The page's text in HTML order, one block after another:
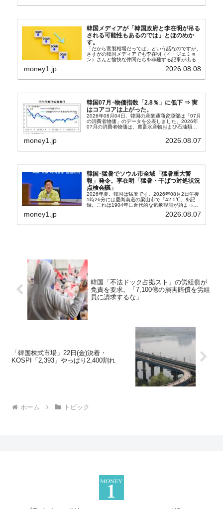
韓国メディアが「韓国政府と李在明が吊る
される可能性もあるのでは」とほのめか
す。
「だから官製相場だってば」という話なのですが、
さすがの韓国メディアでも李在明（イ・ジェミョ
ン）さんと愉快な仲間たちを非難する記事が出るよ
『朝鮮日報』に面白い記事が出ています。「東西南
money1.jp 2026.08.08
韓国07月･物価指数「2.8％」に低下 ⇒ 実
はコアコアは上がった。
2026年08月04日、韓国の産業通商資源部は「07月
の消費者物価」のデータを公表しました。2026年
07月の消費者物価は、農畜水産物および石油類の
2.8％上昇（06月は3.2％）となり、上昇率は前...
money1.jp 2026.08.07
韓国･猛暑でソウル市全域「猛暑重大警
報」発令。李在明「猛暑・干ばつ対処状況
点検会議」
2026年夏。韓国は猛暑です。2026年08月2日午後
1時26分には慶尚南道の梁山市で「42.5℃」を記
録。これは1904年に近代的な気象観測が始まって
以来の韓国史上最高気温です。08月04日には、ソ
ウル市全域への「猛暑重大警報」が発令され...
money1.jp 2026.08.07
韓国「不法ドック占拠スト」の労組側が
免責を要求。「7,100億の損害賠償を労組
員に請求するな」
「韓国株式市場」22日(金)決着・
KOSPI「2,393」やっぱり2,400割れ
ホーム トピック